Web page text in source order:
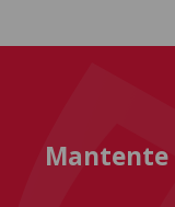
Mantente